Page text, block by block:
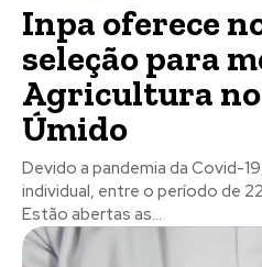
Inpa oferece
seleção para
Agricultura
Úmido
Devido a pandemia da Covid-
individual, entre o período de
Estão abertas as...